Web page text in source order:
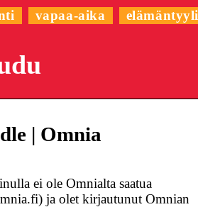
vapaa-aika elämäntyyli
| Omnia
ei ole Omnialta saatua
ja olet kirjautunut Omnian